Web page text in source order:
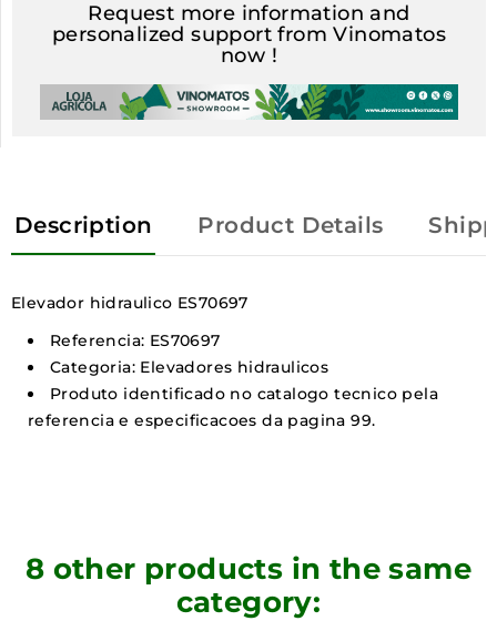
Request more information and
personalized support from Vinomatos
now !
Description Product Details
Elevador hidraulico ES70697
Referencia: ES70697
Categoria: Elevadores hidraulicos
Produto identificado no catalogo tecnico pela
referencia e especificacoes da pagina 99.
8 other products in the same
category: